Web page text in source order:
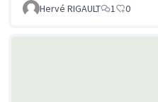
Hervé RIGAULT 1 0